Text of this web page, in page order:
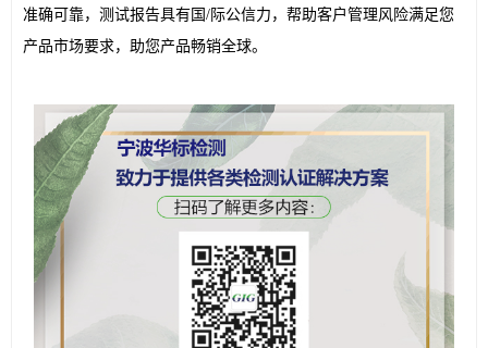
准确可靠，测试报告具有国/际公信力，帮助客户管理风险满足您
产品市场要求，助您产品畅销全球。